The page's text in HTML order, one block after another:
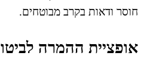
חוסר ודאות בקרב מבוטחים.
אופציית ההמרה